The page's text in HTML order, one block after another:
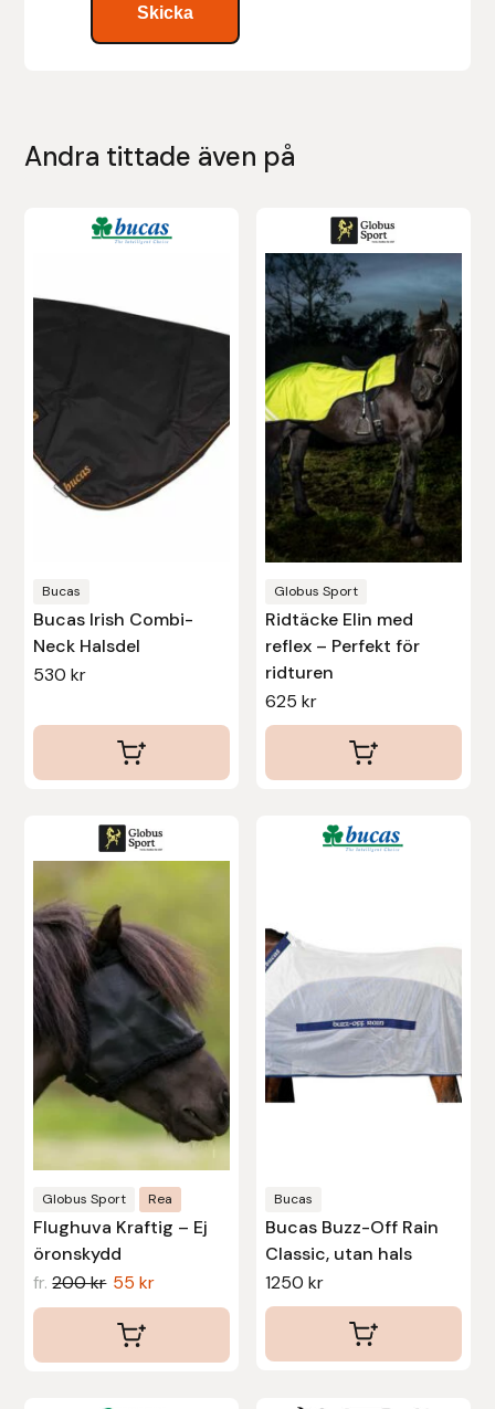
Andra tittade även på
Bucas
Bucas Irish Combi-
Neck Halsdel
530kr
Globus Sport
Ridtäcke Elin med
reflex – Perfekt för
ridturen
625 kr
Globus Sport Rea
Flughuva Kraftig – Ej
öronskydd
fr. 200kr 55kr
här
produkten
har
flera
varianter.
De
olika
alternativen
kan
väljas
på
produktsidan
Bucas
Bucas Buzz-Off Rain
Classic, utan hals
1250 kr
har
flera
varianter.
De
olika
alternativen
kan
produktsidan
Pharmakas
Prestige
Professional’s Choice
Protector
Roeckl
Safehorse of Sweden
Sivart Bokförlag
Sonnenreiter
Star
Stina Helmersson Bokförlag
Suedwind
Tear-Aid
Tekna
Tidningen Ridsport Island
TöltSaga
TOPREITER